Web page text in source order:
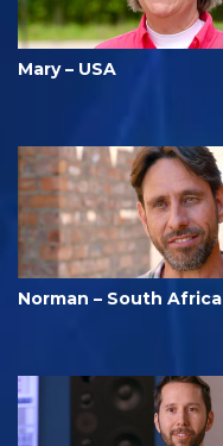
Mary – USA
Norman – South Africa